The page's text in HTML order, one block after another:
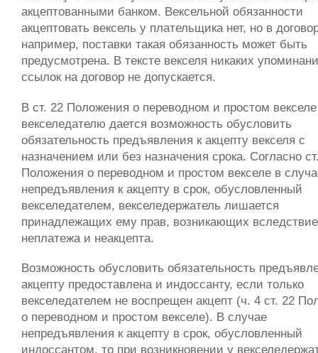
акцептованными банком. Вексельной обязанности
акцептовать вексель у плательщика нет, но в
например, поставки такая обязанность может быть
предусмотрена. В тексте векселя никаких
ссылок на договор не допускается.
В ст. 22 Положения о переводном и простом векселе
векселедателю дается возможность обусловить
обязательность предъявления к акцепту векселя с
назначением или без назначения срока. Согласно
Положения о переводном и простом векселе в
непредъявления к акцепту в срок, обусловленный
векселедателем, векселедержатель лишается
принадлежащих ему прав, возникающих вследствие
неплатежа и неакцепта.
Возможность обусловить обязательность
акцепту предоставлена и индоссанту, если только
векселедателем не воспрещен акцепт (ч. 4 ст. 22
о переводном и простом векселе). В случае
непредъявления к акцепту в срок, обусловленный
индоссантом, то при возникновении у